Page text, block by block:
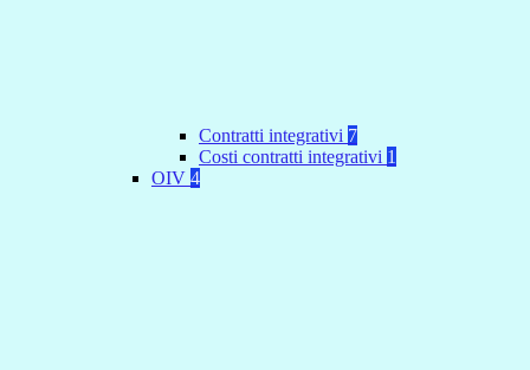
Contratti integrativi 7
Costi contratti integrativi 1
OIV 4